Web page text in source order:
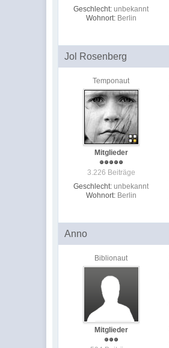
Geschlecht: unbekannt
Wohnort: Berlin
Jol Rosenberg
Temponaut
Mitglieder
3.226 Beiträge
Geschlecht: unbekannt
Wohnort: Berlin
Anno
Biblionaut
Mitglieder